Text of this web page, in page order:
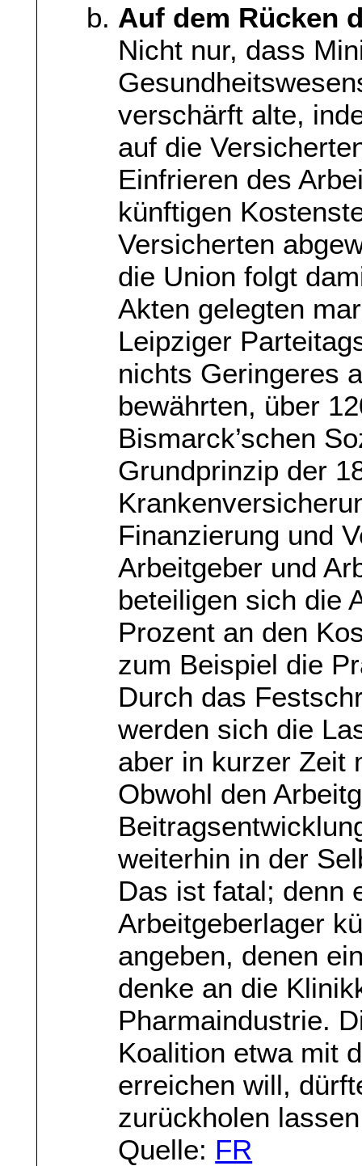
Auf dem Rücken
Nicht nur, dass
verschärft alte,
auf die
Einfrieren des
künftigen
Versicherten
die Union folgt
Akten gelegten
Leipziger
nichts Geringeres
bewährten, über
Bismarck’schen
Grundprinzip der
Finanzierung und
Arbeitgeber und
beteiligen sich die
Prozent an den
zum Beispiel die
Durch das
werden sich die
aber in kurzer Zeit
Obwohl den
weiterhin in der
Das ist fatal; denn
Arbeitgeberlager
angeben, denen
denke an die
Pharmaindustrie.
Koalition etwa mit
erreichen will,
zurückholen
Quelle: FR